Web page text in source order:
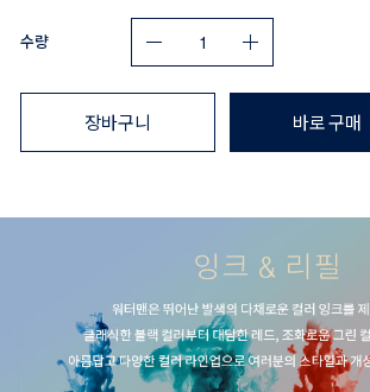
수량
장바구니 바로 구매